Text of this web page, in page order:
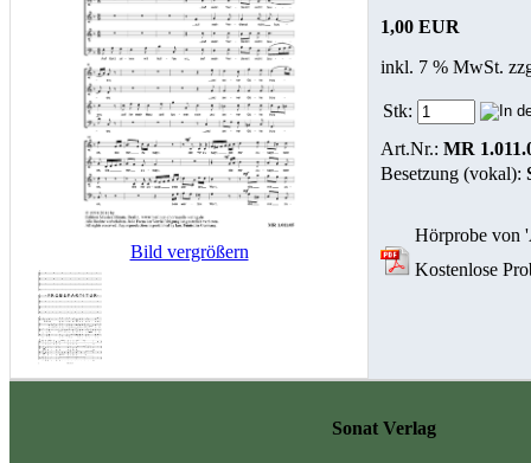
Bild vergrößern
1,00 EUR
inkl. 7 % MwSt.
Stk:
Art.Nr.: MR
Besetzung (vokal):
Hörprobe von
Kostenlose
Sonat Verlag